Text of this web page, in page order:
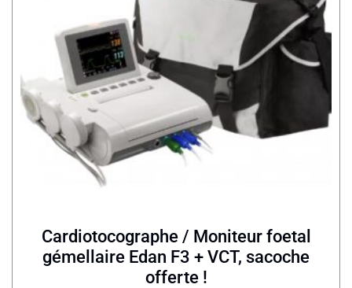
Cardiotocographe / Moniteur foetal
gémellaire Edan F3 + VCT, sacoche
offerte !